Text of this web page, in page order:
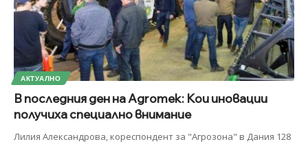
АКТУАЛНО
В последния ден на Agromek: Кои иновации
получиха специално внимание
Лилия Александрова, кореспондент за "Агрозона" в Дания 128